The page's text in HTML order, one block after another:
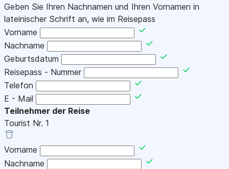
Geben Sie Ihren Nachnamen und Ihren Vornamen in
lateinischer Schrift an, wie im Reisepass
Vorname
Nachname
Geburtsdatum
Reisepass - Nummer
Telefon
E - Mail
Teilnehmer der Reise
Tourist Nr. 1
Vorname
Nachname